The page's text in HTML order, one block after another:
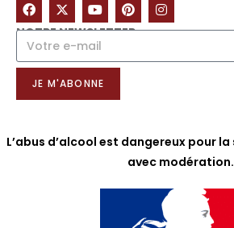
NOTRE NEWSLETTER
JE M'ABONNE
L’abus d’alcool est dangereux pour
avec modération.